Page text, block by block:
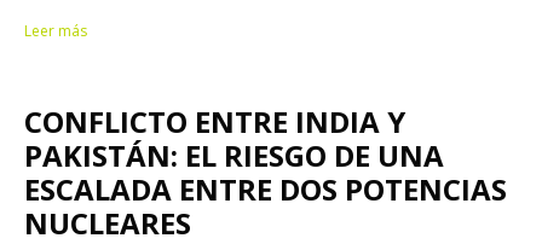
Leer más
CONFLICTO ENTRE INDIA Y
PAKISTÁN: EL RIESGO DE UNA
ESCALADA ENTRE DOS POTENCIAS
NUCLEARES